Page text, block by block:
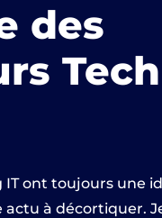
des
Tech
ont toujours une
actu à décortiquer.